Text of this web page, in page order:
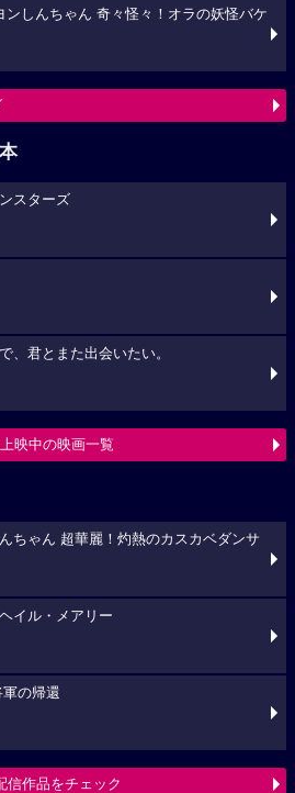
しんちゃん 奇々怪々！オラの妖怪バケ
スターズ
、君とまた出会いたい。
映中の映画一覧
ちゃん 超華麗！灼熱のカスカベダンサ
イル・メアリー
の帰還
信作品をチェック